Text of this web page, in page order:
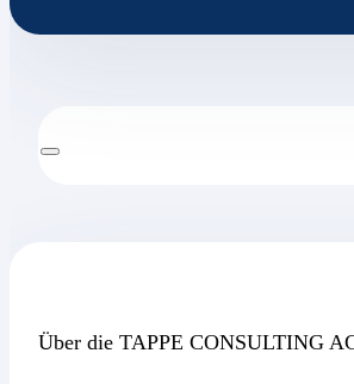
Über die TAPPE CONSULTING